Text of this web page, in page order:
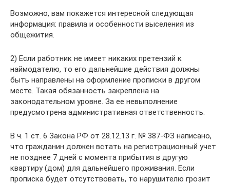
Возможно, вам покажется интересной следующая
информация: правила и особенности выселения из
общежития.
2) Если работник не имеет никаких претензий к
наймодателю, то его дальнейшие действия должны
быть направлены на оформление прописки в другом
месте. Такая обязанность закреплена на
законодательном уровне. За ее невыполнение
предусмотрена административная ответственность.
В ч. 1 ст. 6 Закона РФ от 28.12.13 г. № 387-ФЗ написано,
что гражданин должен встать на регистрационный учет
не позднее 7 дней с момента прибытия в другую
квартиру (дом) для дальнейшего проживания. Если
прописка будет отсутствовать, то нарушителю грозит